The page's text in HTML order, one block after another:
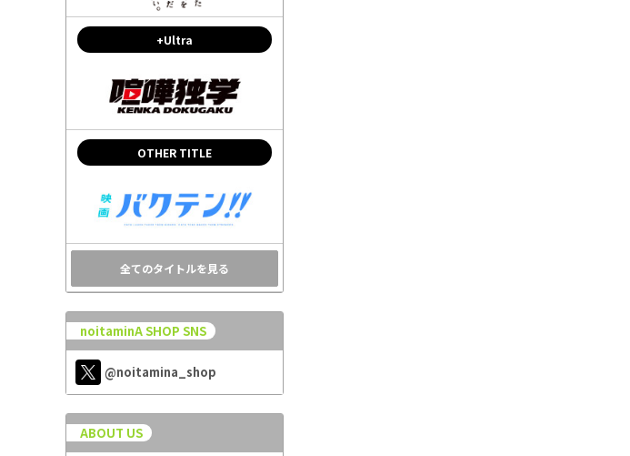
+Ultra
OTHER TITLE
全てのタイトルを見る
noitaminA SHOP SNS
@noitamina_shop
ABOUT US